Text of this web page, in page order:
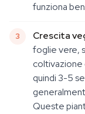
funziona
Crescita
foglie vere,
coltivazione
quindi 3-5
Queste